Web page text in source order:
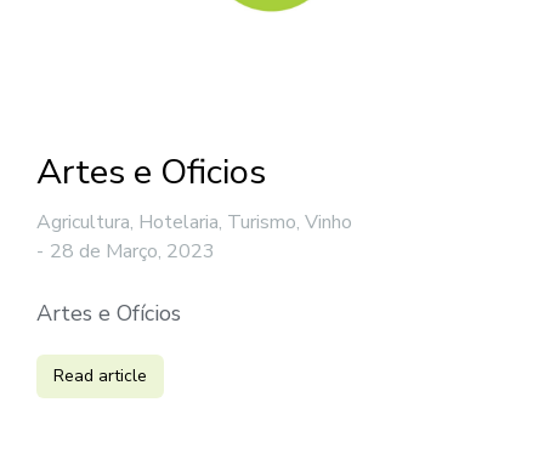
Artes e Oficios
Agricultura, Hotelaria, Turismo, Vinho
28 de Março, 2023
Artes e Ofícios
Read article